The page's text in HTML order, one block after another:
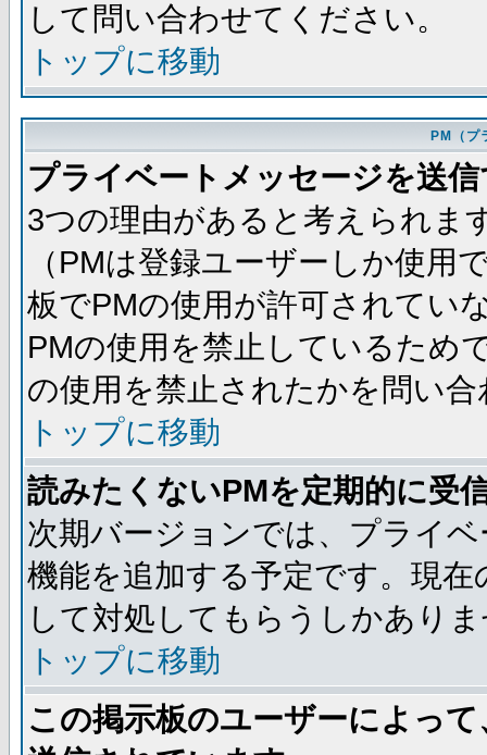
して問い合わせてください。
トップに移動
PM（プ
プライベートメッセージを送
3つの理由があると考えられま
（PMは登録ユーザーしか使用
板でPMの使用が許可されてい
PMの使用を禁止しているため
の使用を禁止されたかを問い
トップに移動
読みたくないPMを定期的に受
次期バージョンでは、プライ
機能を追加する予定です。現
して対処してもらうしかあり
トップに移動
この掲示板のユーザーによっ